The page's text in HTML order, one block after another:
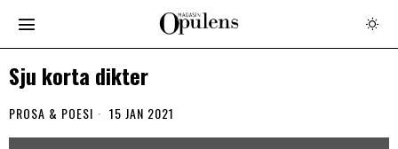
Sju korta dikter
PROSA & POESI 15 JAN 2021